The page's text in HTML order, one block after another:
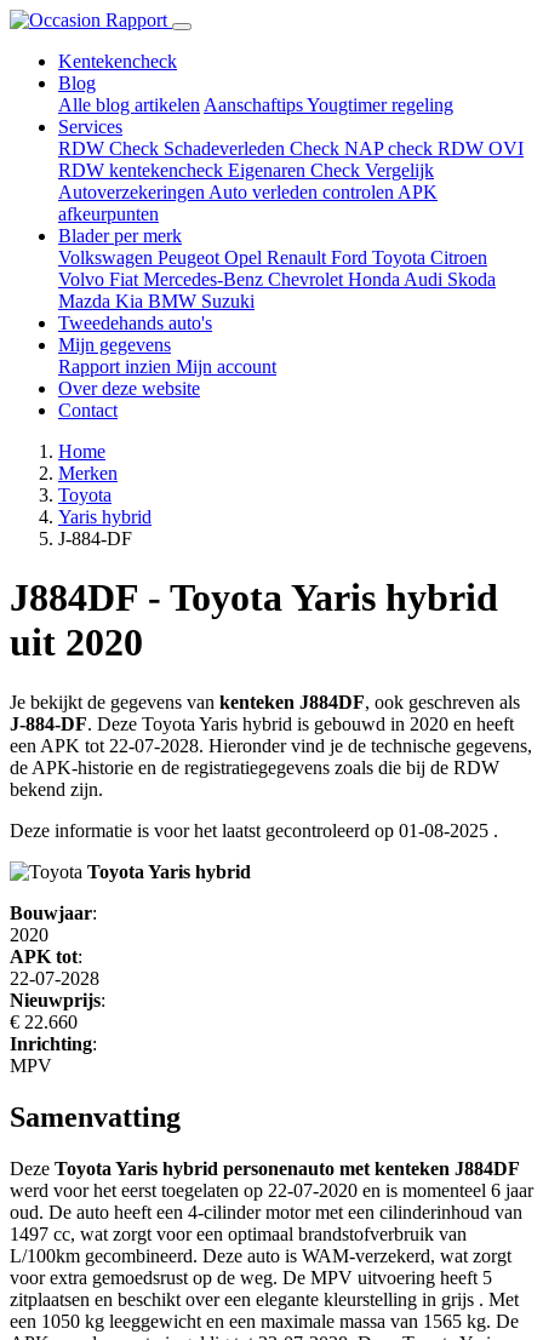
Kentekencheck
Blog
Alle blog artikelen AanschaftipsYougtimer regeling
Services
RDW Check Schadeverleden Check NAP check RDW OVI
RDW kentekencheck Eigenaren Check Vergelijk
Autoverzekeringen Auto verleden controlen APK
afkeurpunten
Blader per merk
Volkswagen Peugeot Opel Renault Ford Toyota Citroen
Volvo Fiat Mercedes-Benz Chevrolet Honda Audi Skoda
Mazda Kia BMW Suzuki
Tweedehands auto's
Mijn gegevens
Rapport inzien Mijn account
Over deze website
Contact
Home
Merken
Toyota
Yaris hybrid
J-884-DF
J884DF - Toyota Yaris hybrid
uit 2020
Je bekijkt de gegevens van kenteken J884DF, ook geschreven als
J-884-DF. Deze Toyota Yaris hybrid is gebouwd in 2020 en heeft
een APK tot 22-07-2028. Hieronder vind je de technische gegevens,
de APK-historie en de registratiegegevens zoals die bij de RDW
bekend zijn.
Deze informatie is voor het laatst gecontroleerd op 01-08-2025 .
Toyota Yaris hybrid
Bouwjaar:
2020
APK tot:
22-07-2028
Nieuwprijs:
€ 22.660
Inrichting:
MPV
Samenvatting
Deze Toyota Yaris hybrid personenauto met kenteken J884DF
werd voor het eerst toegelaten op 22-07-2020 en is momenteel 6 jaar
oud. De auto heeft een 4-cilinder motor met een cilinderinhoud van
1497 cc, wat zorgt voor een optimaal brandstofverbruik van
L/100km gecombineerd. Deze auto is WAM-verzekerd, wat zorgt
voor extra gemoedsrust op de weg. De MPV uitvoering heeft 5
zitplaatsen en beschikt over een elegante kleurstelling in grijs . Met
een 1050 kg leeggewicht en een maximale massa van 1565 kg. De